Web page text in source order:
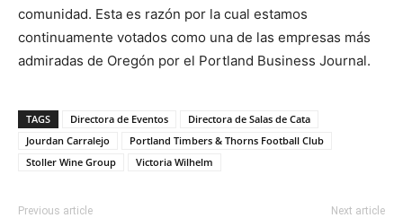
comunidad. Esta es razón por la cual estamos
continuamente votados como una de las empresas más
admiradas de Oregón por el Portland Business Journal.
TAGS Directora de Eventos
Directora de Salas de Cata
Jourdan Carralejo
Portland Timbers & Thorns Football Club
Stoller Wine Group
Victoria Wilhelm
Previous article Next article